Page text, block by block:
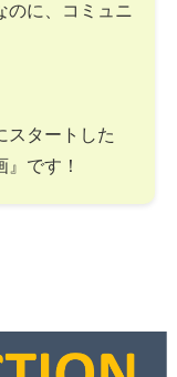
のに、コミュニ
スタートした
』です！